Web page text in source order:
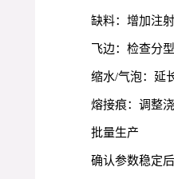
缺料：增加注
飞边：检查分
缩水/气泡：延
熔接痕：调整
批量生产
确认参数稳定